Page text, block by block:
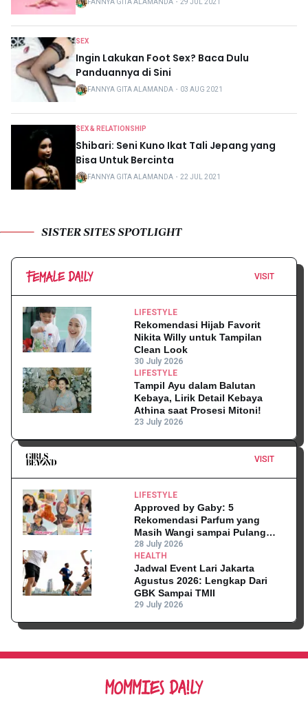
FANNYA GITA ALAMANDA ・ 29 JUL 2021
SEX
Ingin Lakukan Foot Sex? Baca Dulu
Panduannya di Sini
FANNYA GITA ALAMANDA ・ 03 AUG 2021
SEX & RELATIONSHIP
Shibari: Seni Kuno Ikat Tali Jepang yang
Bisa Untuk Bercinta
FANNYA GITA ALAMANDA ・ 22 JUL 2021
SISTER SITES SPOTLIGHT
VISIT
LIFESTYLE
Rekomendasi Hijab Favorit
Nikita Willy untuk Tampilan
Clean Look
30 July 2026
LIFESTYLE
Tampil Ayu dalam Balutan
Kebaya, Lirik Detail Kebaya
Athina saat Prosesi Mitoni!
23 July 2026
VISIT
LIFESTYLE
Approved by Gaby: 5
Rekomendasi Parfum yang
Masih Wangi sampai Pulang
Kantor
28 July 2026
HEALTH
Jadwal Event Lari Jakarta
Agustus 2026: Lengkap Dari
GBK Sampai TMII
29 July 2026